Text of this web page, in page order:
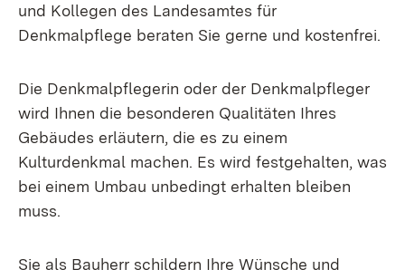
und Kollegen des Landesamtes für
Denkmalpflege beraten Sie gerne und kostenfrei.
Die Denkmalpflegerin oder der Denkmalpfleger
wird Ihnen die besonderen Qualitäten Ihres
Gebäudes erläutern, die es zu einem
Kulturdenkmal machen. Es wird festgehalten, was
bei einem Umbau unbedingt erhalten bleiben
muss.
Sie als Bauherr schildern Ihre Wünsche und